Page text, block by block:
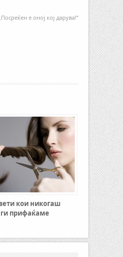
е оној кој дарува!“
кои никогаш
прифаќаме